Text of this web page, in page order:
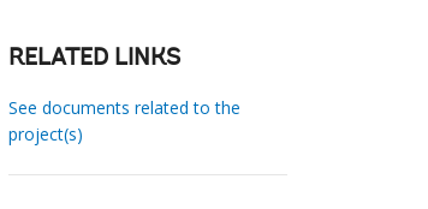
RELATED LINKS
See documents related to the
project(s)